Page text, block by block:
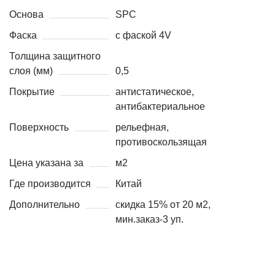
Основа
SPC
Фаска
с фаской 4V
Толщина защитного
слоя (мм)
0,5
Покрытие
антистатическое,
антибактериальное
Поверхность
рельефная,
противоскользящая
Цена указана за
м2
Где производится
Китай
Дополнительно
скидка 15% от 20 м2,
мин.заказ-3 уп.